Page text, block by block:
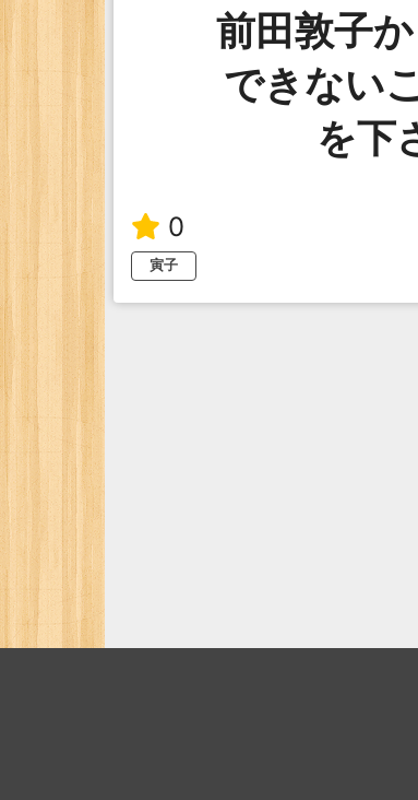
前田敦子
できない
を下
0
寅子